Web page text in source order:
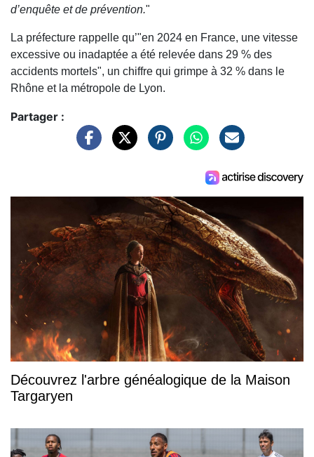
d’enquête et de prévention."
La préfecture rappelle qu’"en 2024 en France, une vitesse
excessive ou inadaptée a été relevée dans 29 % des
accidents mortels", un chiffre qui grimpe à 32 % dans le
Rhône et la métropole de Lyon.
Partager :
Découvrez l'arbre généalogique de la Maison
Targaryen